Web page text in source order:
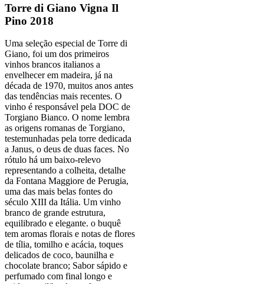
Torre di Giano Vigna Il
Pino 2018
Uma seleção especial de Torre di
Giano, foi um dos primeiros
vinhos brancos italianos a
envelhecer em madeira, já na
década de 1970, muitos anos antes
das tendências mais recentes. O
vinho é responsável pela DOC de
Torgiano Bianco. O nome lembra
as origens romanas de Torgiano,
testemunhadas pela torre dedicada
a Janus, o deus de duas faces. No
rótulo há um baixo-relevo
representando a colheita, detalhe
da Fontana Maggiore de Perugia,
uma das mais belas fontes do
século XIII da Itália. Um vinho
branco de grande estrutura,
equilibrado e elegante. o buquê
tem aromas florais e notas de flores
de tília, tomilho e acácia, toques
delicados de coco, baunilha e
chocolate branco; Sabor sápido e
perfumado com final longo e